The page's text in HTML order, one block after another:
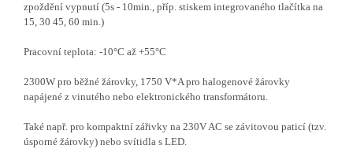
zpoždění vypnutí (5s - 10min., příp. stiskem integrovaného tlačítka na
15, 30 45, 60 min.)
Pracovní teplota: -10°C až +55°C
2300W pro běžné žárovky, 1750 V*A pro halogenové žárovky
napájené z vinutého nebo elektronického transformátoru.
Také např. pro kompaktní zářivky na 230V AC se závitovou paticí (tzv.
úsporné žárovky) nebo svítidla s LED.